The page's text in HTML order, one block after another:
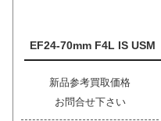
EF24-70mm F4L IS USM
新品参考買取価格
お問合せ下さい